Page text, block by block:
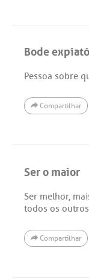
Bode
Pessoa sobre
Compartilhar
Ser o maior
Ser melhor,
todos os
Compartilhar